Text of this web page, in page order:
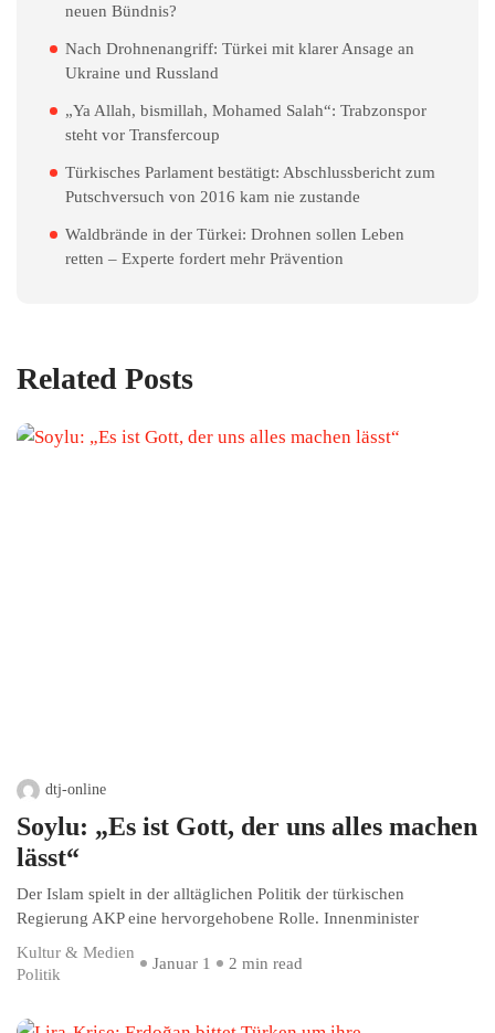
neuen Bündnis?
Nach Drohnenangriff: Türkei mit klarer Ansage an
Ukraine und Russland
„Ya Allah, bismillah, Mohamed Salah“: Trabzonspor
steht vor Transfercoup
Türkisches Parlament bestätigt: Abschlussbericht zum
Putschversuch von 2016 kam nie zustande
Waldbrände in der Türkei: Drohnen sollen Leben
retten – Experte fordert mehr Prävention
Related Posts
dtj-online
Soylu: „Es ist Gott, der uns alles machen
lässt“
Der Islam spielt in der alltäglichen Politik der türkischen
Regierung AKP eine hervorgehobene Rolle. Innenminister
Kultur & Medien
Politik
Januar 1 2 min read